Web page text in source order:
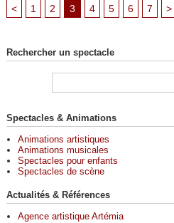
< 1 2 3 4 5 6 7 >
Rechercher un spectacle
Spectacles & Animations
Animations artistiques
Animations musicales
Spectacles pour enfants
Spectacles de scène
Actualités & Références
Agence artistique Artémia